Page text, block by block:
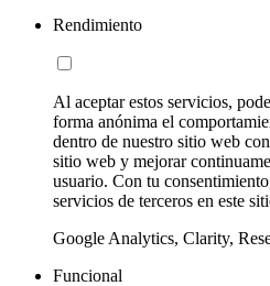
Rendimiento
Al aceptar estos servicios,
forma anónima el
dentro de nuestro sitio web
sitio web y mejorar
usuario. Con tu
servicios de terceros en este
Google Analytics, Clarity,
Funcional